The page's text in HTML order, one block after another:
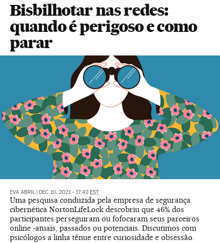
Bisbilhotar nas redes:
quando é perigoso e como
parar
EVA ABRIL DEC 10, 2021 - 17:42 EST
Uma pesquisa conduzida pela empresa de segurança
cibernética NortonLifeLock descobriu que 46% dos
participantes perseguiram ou fofocaram seus parceiros
online -atuais, passados ou potenciais. Discutimos com
psicólogos a linha tênue entre curiosidade e obsessão.